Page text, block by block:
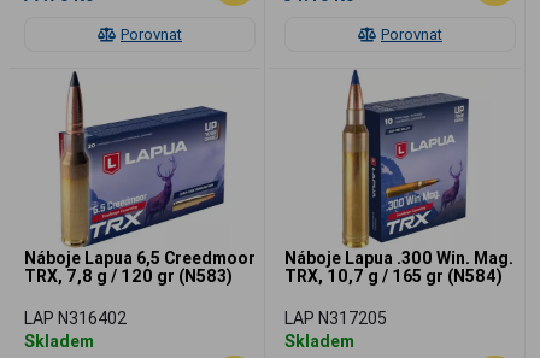
Porovnat Porovnat
Náboje Lapua 6,5 Creedmoor
TRX, 7,8 g / 120 gr (N583)
LAP N316402
Skladem
Náboje Lapua .300 Win. Mag.
TRX, 10,7 g / 165 gr (N584)
LAP N317205
Skladem